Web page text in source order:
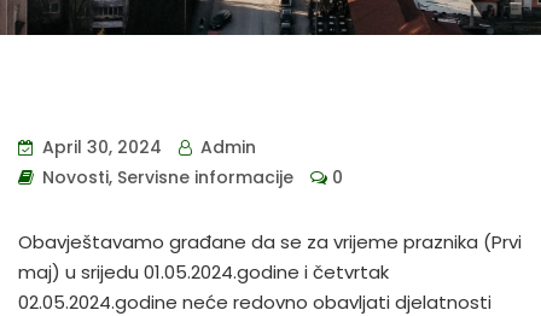
April 30, 2024
Admin
Novosti, Servisne informacije 0
Obavještavamo građane da se za vrijeme praznika (Prvi
maj) u srijedu 01.05.2024.godine i četvrtak
02.05.2024.godine neće redovno obavljati djelatnosti